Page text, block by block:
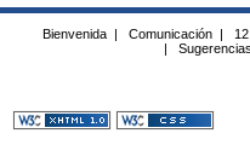
Bienvenida | Comunicación |
|
Sugerencias